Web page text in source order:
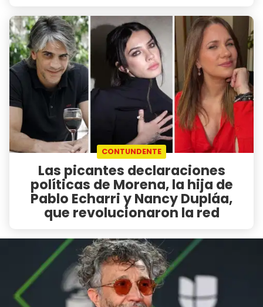
CONTUNDENTE
Las picantes declaraciones
políticas de Morena, la hija de
Pablo Echarri y Nancy Dupláa,
que revolucionaron la red